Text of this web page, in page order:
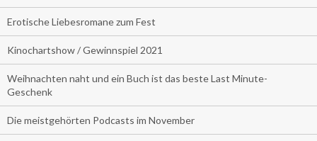
Erotische Liebesromane zum Fest
Kinochartshow / Gewinnspiel 2021
Weihnachten naht und ein Buch ist das beste Last Minute-
Geschenk
Die meistgehörten Podcasts im November